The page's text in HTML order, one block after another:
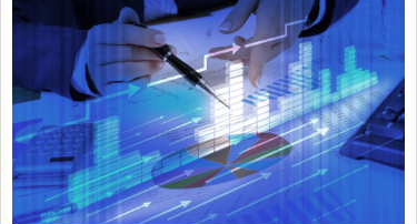
Торговля Kриптовалютой
Стратегии бинарных опционов
Добавить брокера в рейтинг